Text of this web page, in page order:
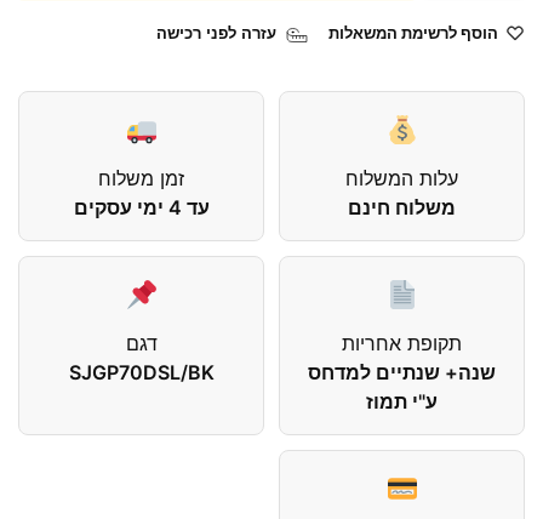
הוסף לרשימת המשאלות עזרה לפני רכישה
עלות המשלוח
משלוח חינם
זמן משלוח
עד 4 ימי עסקים
תקופת אחריות
שנה+ שנתיים למדחס
ע"י תמוז
דגם
SJGP70DSL/BK